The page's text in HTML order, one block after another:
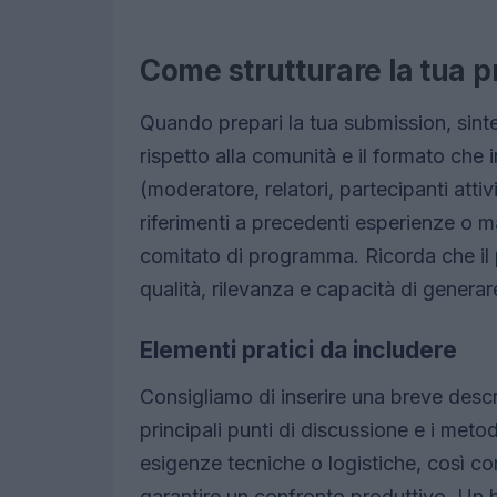
Come strutturare la tua
Quando prepari la tua submission,
rispetto alla comunità e il formato che
(moderatore, relatori, partecipanti
riferimenti a precedenti esperienze o
comitato di programma. Ricorda che
qualità, rilevanza e capacità di
Elementi pratici da includere
Consigliamo di inserire una breve
principali punti di discussione e i
esigenze tecniche o logistiche, così